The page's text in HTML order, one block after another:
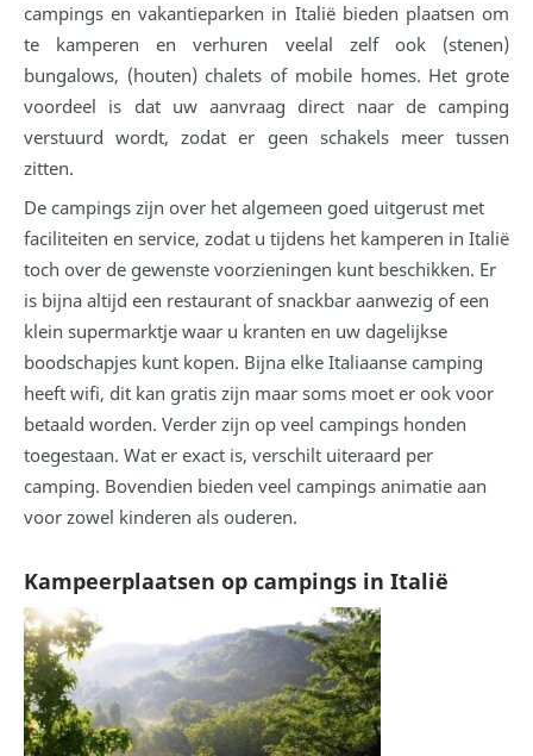
campings en vakantieparken in Italië bieden plaatsen om
te kamperen en verhuren veelal zelf ook (stenen)
bungalows, (houten) chalets of mobile homes. Het grote
voordeel is dat uw aanvraag direct naar de camping
verstuurd wordt, zodat er geen schakels meer tussen
zitten.
De campings zijn over het algemeen goed uitgerust met
faciliteiten en service, zodat u tijdens het kamperen in Italië
toch over de gewenste voorzieningen kunt beschikken. Er
is bijna altijd een restaurant of snackbar aanwezig of een
klein supermarktje waar u kranten en uw dagelijkse
boodschapjes kunt kopen. Bijna elke Italiaanse camping
heeft wifi, dit kan gratis zijn maar soms moet er ook voor
betaald worden. Verder zijn op veel campings honden
toegestaan. Wat er exact is, verschilt uiteraard per
camping. Bovendien bieden veel campings animatie aan
voor zowel kinderen als ouderen.
Kampeerplaatsen op campings in Italië